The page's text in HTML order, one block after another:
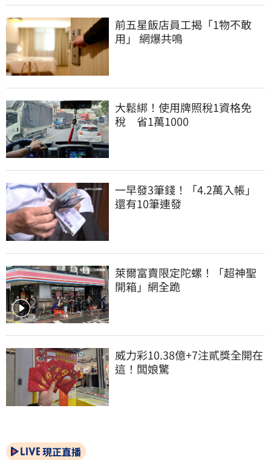
前五星飯店員工揭「1物不敢
用」 網爆共鳴
大鬆綁！使用牌照稅1資格免
稅　省1萬1000
一早發3筆錢！「4.2萬入帳」
還有10筆連發
萊爾富賣限定陀螺！「超神聖
開箱」網全跪
威力彩10.38億+7注貳獎全開在
這！闆娘驚
現正直播